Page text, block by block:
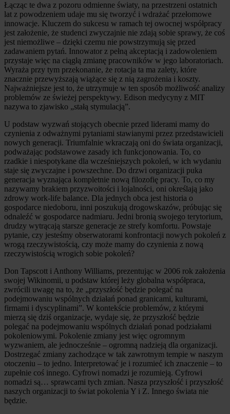
Łącząc te dwa z pozoru odmienne światy, na przestrzeni ostatnich
lat z powodzeniem udaje mu się tworzyć i wdrażać przełomowe
innowacje. Kluczem do sukcesu w ramach tej owocnej współpracy
jest założenie, że studenci zwyczajnie nie zdają sobie sprawy, że coś
jest niemożliwe – dzięki czemu nie powstrzymują się przed
zadawaniem pytań. Innowator z pełną akceptacją i zadowoleniem
przystaje więc na ciągłą zmianę pracowników w jego laboratoriach.
Wyraża przy tym przekonanie, że rotacja ta ma zalety, które
znacznie przewyższają wiążące się z nią zagrożenia i koszty.
Najważniejsze jest to, że utrzymuje w ten sposób możliwość analizy
problemów ze świeżej perspektywy. Edison medycyny z MIT
nazywa to zjawisko „stałą stymulacją”.
U podstaw wyzwań stojących obecnie przed liderami mamy do
czynienia z odważnymi pytaniami stawianymi przez przedstawicieli
nowych generacji. Triumfalnie wkraczają oni do świata organizacji,
podważając podstawowe zasady ich funkcjonowania. To, co
rzadkie i niespotykane dla wcześniejszych pokoleń, w ich wydaniu
staje się zwyczajne i powszechne. Do drzwi organizacji puka
generacja wyznająca kompletnie nową filozofię pracy. To, co my
nazywamy brakiem przyzwoitości i lojalności, oni określają jako
zdrowy work-life balance. Dla jednych obca jest historia o
gospodarce niedoboru, inni poszukują drogowskazów, próbując się
odnaleźć w gospodarce nadmiaru. Jedni bronią swojego terytorium,
drudzy wytrącają starsze generacje ze strefy komfortu. Powstaje
pytanie, czy jesteśmy obserwatorami konfrontacji nowych pokoleń z
wrogą rzeczywistością, czy może mamy do czynienia z nową
rzeczywistością wrogich sobie pokoleń?
Don Tapscott i Anthony Williams, prezentując w 2006 rok założenia
swojej Wikinomii, u podstaw której leży globalna współpraca,
zwrócili uwagę na to, że „przyszłość będzie polegać na
podejmowaniu wspólnych działań ponad granicami, kulturami,
firmami i dyscyplinami”. W kontekście problemów, z którymi
mierzą się dziś organizacje, wydaje się, że przyszłość będzie
polegać na podejmowaniu wspólnych działań ponad podziałami
pokoleniowymi. Pokolenie zmiany jest więc ogromnym
wyzwaniem, ale jednocześnie – ogromną nadzieją dla organizacji.
Dostrzegać zmiany zachodzące w tak zawrotnym tempie w naszym
otoczeniu – to jedno. Interpretować je i rozumieć ich znaczenie – to
zupełnie coś innego. Cyfrowi nomadzi je rozumieją. Cyfrowi
nomadzi są… sprawcami tych zmian. Nasza przyszłość i przyszłość
naszych organizacji to świat pokolenia Y i Z. Innego świata nie
będzie.